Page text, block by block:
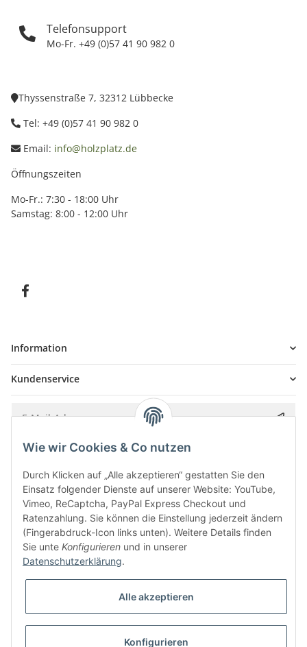
Telefonsupport
Mo-Fr. +49 (0)57 41 90 982 0
Thyssenstraße 7, 32312 Lübbecke
Tel: +49 (0)57 41 90 982 0
Email: info@holzplatz.de
Öffnungszeiten
Mo-Fr.: 7:30 - 18:00 Uhr
Samstag: 8:00 - 12:00 Uhr
Information
Kundenservice
Bitte senden Sie mir entsprechend IhrerDatenschutzerklärung
* Alle Preise inkl. gesetzlicher USt., zzgl.
Besucherzähler: 5851610
Wie wir Cookies & Co nutzen
Durch Klicken auf „Alle akzeptieren“ gestatten Sie den
Einsatz folgender Dienste auf unserer Website: YouTube,
Vimeo, ReCaptcha, PayPal Express Checkout und
Ratenzahlung. Sie können die Einstellung jederzeit ändern
(Fingerabdruck-Icon links unten). Weitere Details finden
Sie unte Konfigurieren und in unserer
Datenschutzerklärung.
Alle akzeptieren
Konfigurieren